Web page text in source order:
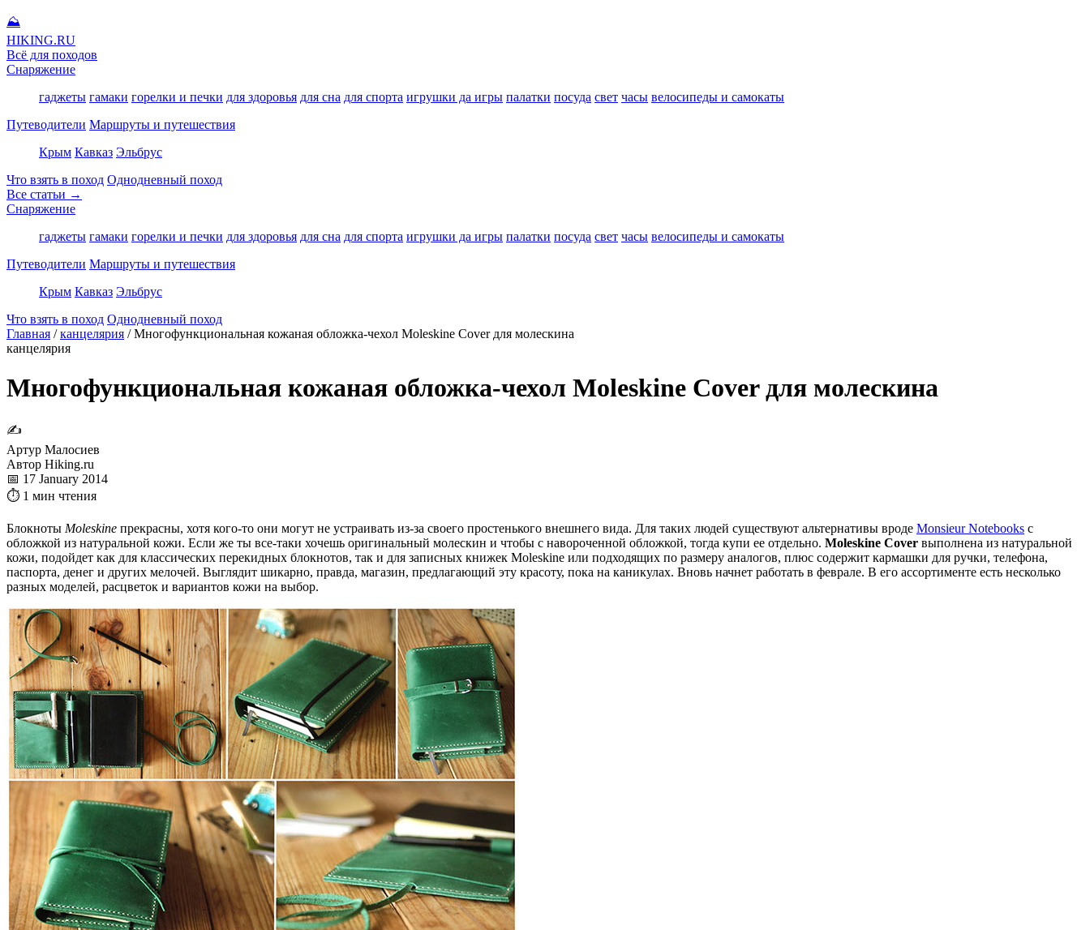
⛰
HIKING.RU
Всё для походов
Снаряжение
гаджеты гамаки горелки и печки для здоровья для сна для спорта игрушки да игры палатки посуда свет часы велосипеды и самокаты
Путеводители Маршруты и путешествия
Крым Кавказ Эльбрус
Что взять в поход Однодневный поход
Все статьи →
Снаряжение
гаджеты гамаки горелки и печки для здоровья для сна для спорта игрушки да игры палатки посуда свет часы велосипеды и самокаты
Путеводители Маршруты и путешествия
Крым Кавказ Эльбрус
Что взять в поход Однодневный поход
Главная / канцелярия / Многофункциональная кожаная обложка-чехол Moleskine Cover для молескина
канцелярия
Многофункциональная кожаная обложка-чехол Moleskine Cover для молескина
✍
Артур Малосиев
Автор Hiking.ru
📅 17 January 2014
⏱ 1 мин чтения
Блокноты Moleskine прекрасны, хотя кого-то они могут не устраивать из-за своего простенького внешнего вида. Для таких людей существуют альтернативы вроде Monsieur Notebooks с
обложкой из натуральной кожи. Если же ты все-таки хочешь оригинальный молескин и чтобы с навороченной обложкой, тогда купи ее отдельно. Moleskine Cover выполнена из натуральной
кожи, подойдет как для классических перекидных блокнотов, так и для записных книжек Moleskine или подходящих по размеру аналогов, плюс содержит кармашки для ручки, телефона,
паспорта, денег и других мелочей. Выглядит шикарно, правда, магазин, предлагающий эту красоту, пока на каникулах. Вновь начнет работать в феврале. В его ассортименте есть несколько
разных моделей, расцветок и вариантов кожи на выбор.